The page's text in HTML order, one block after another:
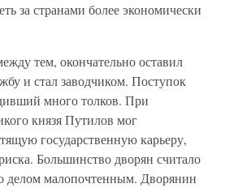
за странами более экономически
тем, окончательно оставил
и стал заводчиком. Поступок
много толков. При
князя Путилов мог
государственную карьеру,
Большинство дворян считало
делом малопочтенным. Дворянин